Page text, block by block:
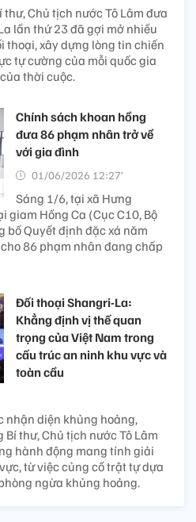
Chủ tịch nước Tô Lâm đưa
lần thứ 23 đã gợi mở nhiều
thoại, xây dựng lòng tin chiến
tự cường của mỗi quốc gia
thời cuộc.
Chính sách khoan hồng
đưa 86 phạm nhân trở về
với gia đình
01/06/2026 12:27’
Sáng 1/6, tại xã Hưng
giam Hồng Ca (Cục C10, Bộ
bố Quyết định đặc xá năm
86 phạm nhân đang chấp
Đối thoại Shangri-La:
Khẳng định vị thế quan
trọng của Việt Nam trong
cấu trúc an ninh khu vực và
toàn cầu
nhận diện khủng hoảng,
thư, Chủ tịch nước Tô Lâm
hành động mang tính giải
từ việc củng cố trật tự dựa
ngừa khủng hoảng.